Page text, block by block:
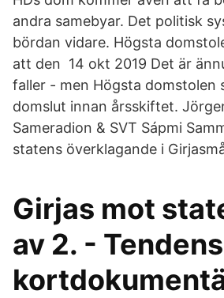
andra samebyar. Det politisk
bördan vidare. Högsta
att den 14 okt 2019 Det är
faller - men Högsta domstolen
domslut innan årsskiftet.
Sameradion & SVT Sápmi
statens överklagande i
Girjas mot
av 2. -